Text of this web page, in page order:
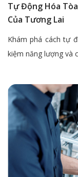
Tự Động Hóa
Của Tương Lai
Khám phá cách tự
kiệm năng lượng và